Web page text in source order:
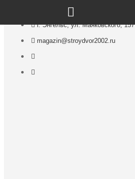
г. Энгельс, ул. Маяковского, 157
magazin@stroydvor2002.ru